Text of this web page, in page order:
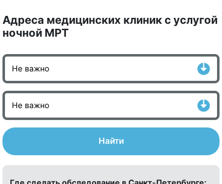
Адреса медицинских клиник с услугой
ночной МРТ
Найти